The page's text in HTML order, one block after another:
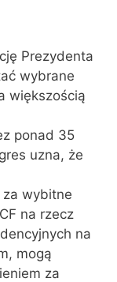
Prezydenta
wybrane
większością
ponad 35
uzna, że
za wybitne
na rzecz
na
mogą
za